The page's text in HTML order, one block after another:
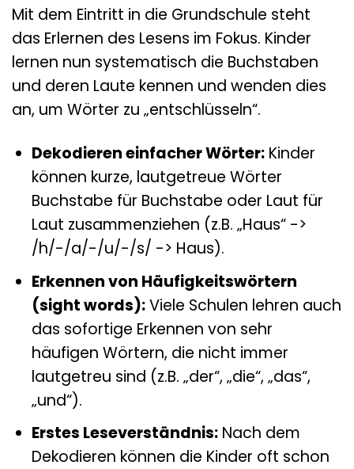
Mit dem Eintritt in die Grundschule steht
das Erlernen des Lesens im Fokus. Kinder
lernen nun systematisch die Buchstaben
und deren Laute kennen und wenden dies
an, um Wörter zu „entschlüsseln“.
Dekodieren einfacher Wörter:Kinder
können kurze, lautgetreue Wörter
Buchstabe für Buchstabe oder Laut für
Laut zusammenziehen (z.B. „Haus“ ->
/h/-/a/-/u/-/s/ -> Haus).
Erkennen von Häufigkeitswörtern
(sight words):Viele Schulen lehren auch
das sofortige Erkennen von sehr
häufigen Wörtern, die nicht immer
lautgetreu sind (z.B. „der“, „die“, „das“,
„und“).
Erstes Leseverständnis:Nach dem
Dekodieren können die Kinder oft schon